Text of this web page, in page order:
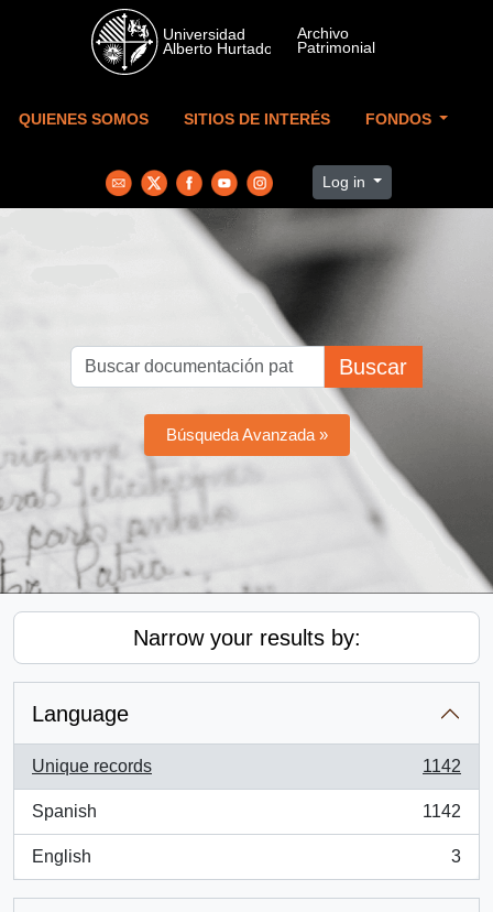
Skip to main content
QUIENES SOMOS SITIOS DE INTERÉS FONDOS
Log in
Buscar
Búsqueda Avanzada »
Narrow your results by:
Language
Unique records
, 1142 results
1142
Spanish
, 1142 results
1142
English
, 3 results
3